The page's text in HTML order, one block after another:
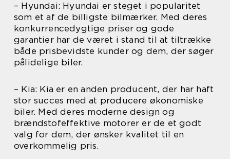
– Hyundai: Hyundai er steget i popularitet
som et af de billigste bilmærker. Med deres
konkurrencedygtige priser og gode
garantier har de været i stand til at tiltrække
både prisbevidste kunder og dem, der søger
pålidelige biler.
– Kia: Kia er en anden producent, der har haft
stor succes med at producere økonomiske
biler. Med deres moderne design og
brændstofeffektive motorer er de et godt
valg for dem, der ønsker kvalitet til en
overkommelig pris.